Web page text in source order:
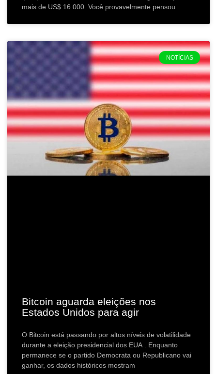
mais de US$ 16.000. Você provavelmente pensou
NOTÍCIAS
Bitcoin aguarda eleições nos
Estados Unidos para agir
O Bitcoin está passando por altos níveis de volatilidade
durante a eleição presidencial dos EUA . Enquanto
permanece se o partido Democrata ou Republicano vai
ganhar, os dados históricos mostram